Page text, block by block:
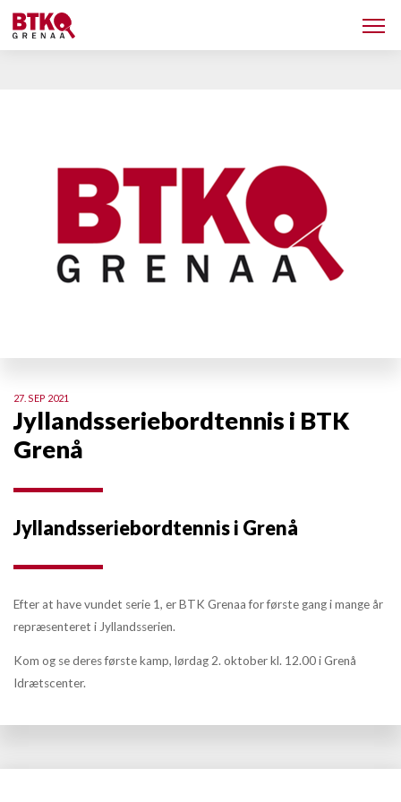
27. SEP 2021
Jyllandsseriebordtennis i BTK
Grenå
Jyllandsseriebordtennis i Grenå
Efter at have vundet serie 1, er BTK Grenaa for første gang i mange år
repræsenteret i Jyllandsserien.
Kom og se deres første kamp, lørdag 2. oktober kl. 12.00 i Grenå
Idrætscenter.